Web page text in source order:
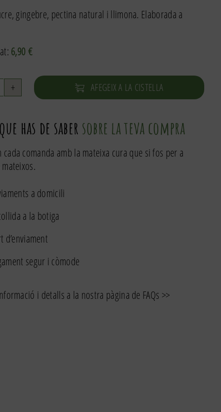
gingebre, pectina natural i llimona. Elaborada a
6,90 €
passion
AFEGEIX A LA CISTELLA
has de sabersobre la teva compra
cada comanda amb la mateixa cura que si fos per a
a domicili
a la botiga
d’enviament
segur i còmode
i detalls a la nostra pàgina de FAQs >>